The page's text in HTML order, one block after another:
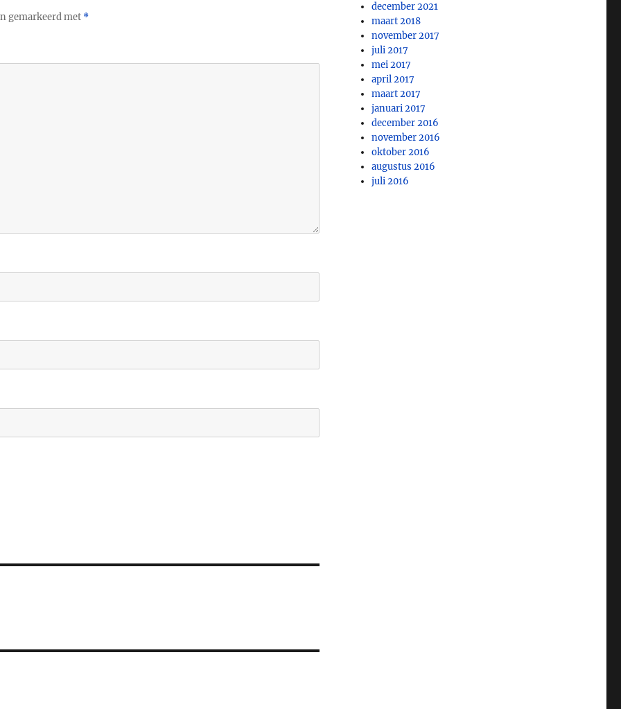
gemarkeerd met *
december 2021
maart 2018
november 2017
juli 2017
mei 2017
april 2017
maart 2017
januari 2017
december 2016
november 2016
oktober 2016
augustus 2016
juli 2016